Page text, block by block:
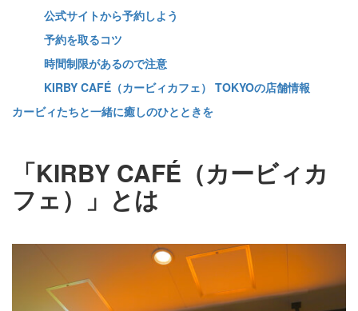
公式サイトから予約しよう
予約を取るコツ
時間制限があるので注意
KIRBY CAFÉ（カービィカフェ） TOKYOの店舗情報
カービィたちと一緒に癒しのひとときを
「KIRBY CAFÉ（カービィカ
フェ）」とは